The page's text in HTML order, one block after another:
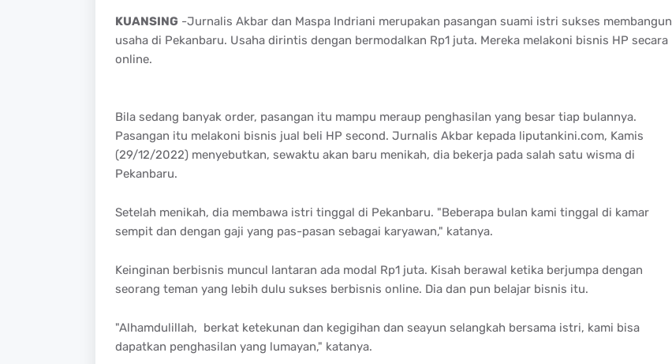
KUANSING -Jurnalis Akbar dan Maspa Indriani merupakan pasangan suami istri sukses membangun
usaha di Pekanbaru. Usaha dirintis dengan bermodalkan Rp1 juta. Mereka melakoni bisnis HP secara
online.
Bila sedang banyak order, pasangan itu mampu meraup penghasilan yang besar tiap bulannya.
Pasangan itu melakoni bisnis jual beli HP second. Jurnalis Akbar kepada liputankini.com, Kamis
(29/12/2022) menyebutkan, sewaktu akan baru menikah, dia bekerja pada salah satu wisma di
Pekanbaru.
Setelah menikah, dia membawa istri tinggal di Pekanbaru. "Beberapa bulan kami tinggal di kamar
sempit dan dengan gaji yang pas-pasan sebagai karyawan," katanya.
Keinginan berbisnis muncul lantaran ada modal Rp1 juta. Kisah berawal ketika berjumpa dengan
seorang teman yang lebih dulu sukses berbisnis online. Dia dan pun belajar bisnis itu.
"Alhamdulillah, berkat ketekunan dan kegigihan dan seayun selangkah bersama istri, kami bisa
dapatkan penghasilan yang lumayan," katanya.